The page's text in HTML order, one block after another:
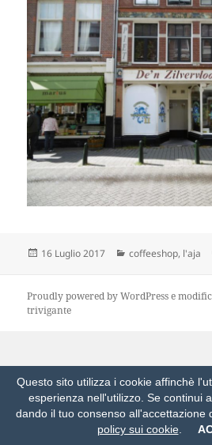
Scritto
16 Luglio 2017 Categorie
coffeeshop, l'aja
Questo sito utilizza i cookie affinchè
esperienza nell'utilizzo. Se continui
dando il tuo consenso all'accettazione
policy sui cookie.
Proudly powered by WordPresse
trivigante